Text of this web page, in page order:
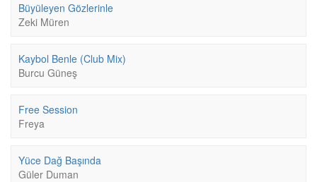
Büyüleyen Gözlerinle
Zeki Müren
Kaybol Benle (Club Mix)
Burcu Güneş
Free Session
Freya
Yüce Dağ Başında
Güler Duman